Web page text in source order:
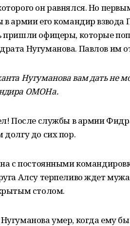
он равнялся. Но
армии его командир взвода
пришли офицеры, которые
Нугуманова. Павлов им
Нугуманова вам дать не
ОМОНа.
После службы в армии
долгу до сих пор.
с постоянными
Алсу терпеливо ждет
столом.
умер, когда ему